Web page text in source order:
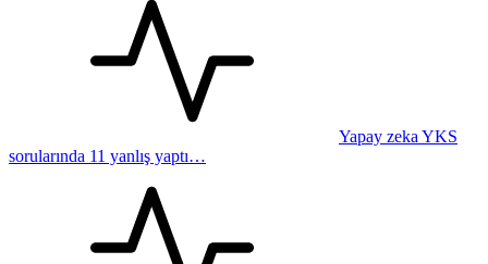
Yapay zeka YKS
sorularında 11 yanlış yaptı…